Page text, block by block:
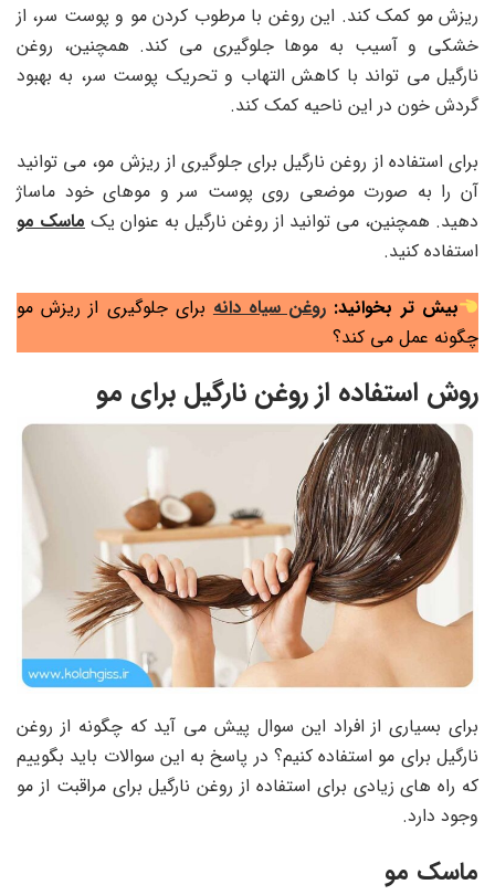
ریزش مو کمک کند. این روغن با مرطوب کردن مو و پوست سر، از
خشکی و آسیب به موها جلوگیری می کند. همچنین، روغن
نارگیل می تواند با کاهش التهاب و تحریک پوست سر، به بهبود
گردش خون در این ناحیه کمک کند.
برای استفاده از روغن نارگیل برای جلوگیری از ریزش مو، می توانید
آن را به صورت موضعی روی پوست سر و موهای خود ماساژ
دهید. همچنین، می توانید از روغن نارگیل به عنوان یک ماسک مو
استفاده کنید.
بیش تر بخوانید: روغن سیاه دانه برای جلوگیری از ریزش مو
چگونه عمل می کند؟
روش استفاده از روغن نارگیل برای مو
برای بسیاری از افراد این سوال پیش می آید که چگونه از روغن
نارگیل برای مو استفاده کنیم؟ در پاسخ به این سوالات باید بگوییم
که راه های زیادی برای استفاده از روغن نارگیل برای مراقبت از مو
وجود دارد.
ماسک مو